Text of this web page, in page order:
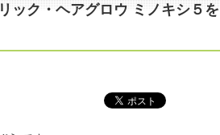
ック・ヘアグロウ ミノキシ５を